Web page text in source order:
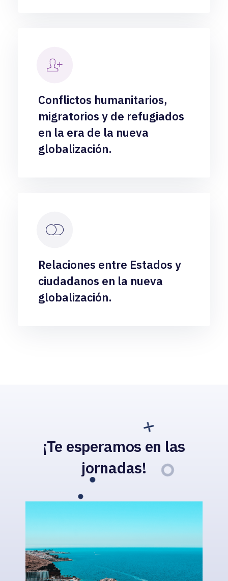
Conflictos humanitarios,
migratorios y de refugiados
en la era de la nueva
globalización.
Relaciones entre Estados y
ciudadanos en la nueva
globalización.
¡Te esperamos en las
jornadas!